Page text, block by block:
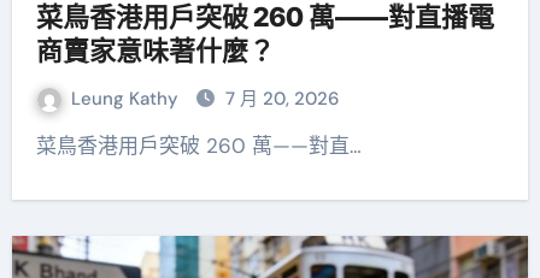
菜鳥香港用戶突破 260 萬——對直播電
商賣家意味著什麼？
Leung Kathy 7 月 20, 2026
菜鳥香港用戶突破 260 萬——對直…